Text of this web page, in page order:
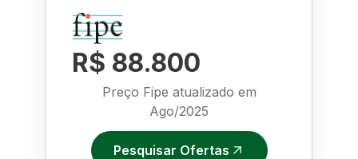
R$ 88.800
Preço Fipe atualizado em
Ago/2025
Pesquisar Ofertas